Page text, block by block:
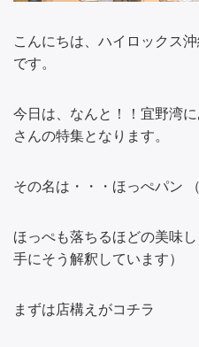
こんにちは、ハイロックス
です。
今日は、なんと！！宜野湾
さんの特集となります。
その名は・・・ほっぺパン
ほっぺも落ちるほどの美味
手にそう解釈しています）
まずは店構えがコチラ